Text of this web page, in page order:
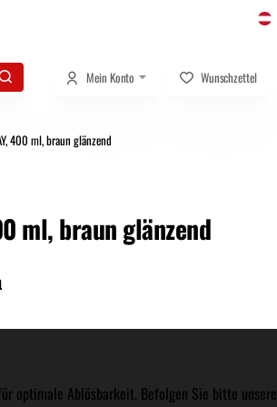
Mein Konto Wunschzettel
400 ml, braun glänzend
ml, braun glänzend
optimale Ablösbarkeit. Befolgen Sie bitte unsere